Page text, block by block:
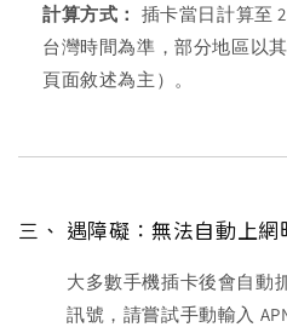
計算方式： 插卡當日計算至
台灣時間為準，部分地區以
頁面敘述為主）。
三、 遇障礙：無法自動上
大多數手機插卡後會自動
訊號，請嘗試手動輸入